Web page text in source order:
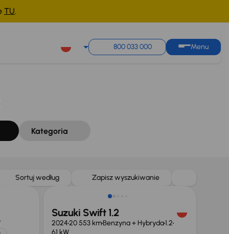
TU.
800 033 000 Menu
Kategoria
Sortuj według Zapisz wyszukiwanie
Taniej o 1 000 zł
Suzuki Swift 1.2
202420 553 kmBenzyna + Hybryda1.2
61 kW